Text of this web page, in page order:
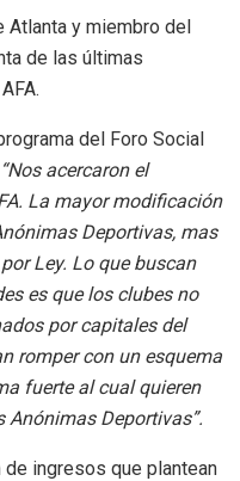
Atlanta y miembro del
de las últimas
del Foro Social
“Nos acercaron el
La mayor modificación
Deportivas, mas
Ley. Lo que buscan
es que los clubes no
por capitales del
romper con un esquema
fuerte al cual quieren
Anónimas Deportivas”.
ingresos que plantean